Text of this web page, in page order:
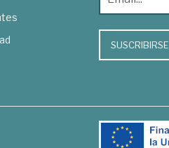
SUSCRIBIRSE